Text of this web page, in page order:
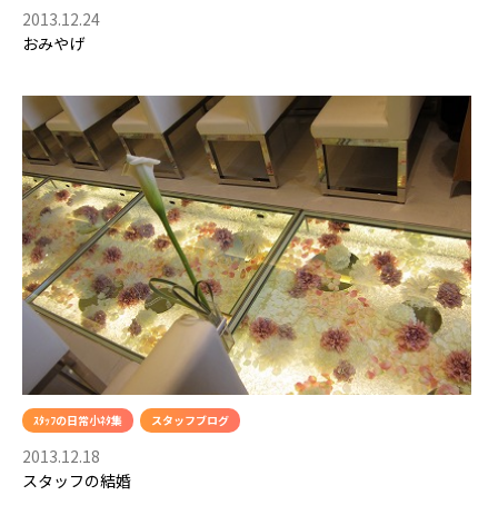
2013.12.24
おみやげ
ｽﾀｯﾌの日常小ﾈﾀ集 スタッフブログ
2013.12.18
スタッフの結婚